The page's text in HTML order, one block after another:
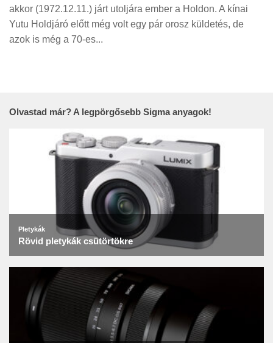
akkor (1972.12.11.) járt utoljára ember a Holdon. A kínai
Yutu Holdjáró előtt még volt egy pár orosz küldetés, de
azok is még a 70-es...
Olvastad már? A legpörgősebb Sigma anyagok!